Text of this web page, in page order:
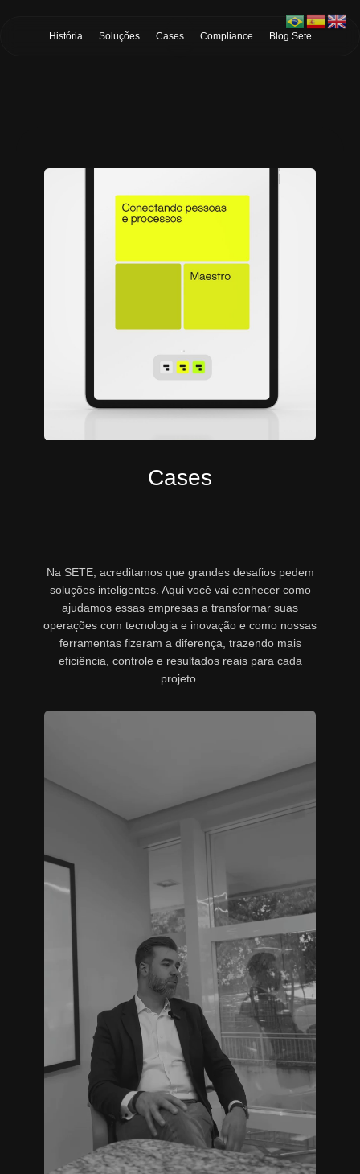
História Soluções Cases Compliance Blog Sete
Cases
Na SETE, acreditamos que grandes desafios pedem
soluções inteligentes. Aqui você vai conhecer como
ajudamos essas empresas a transformar suas
operações com tecnologia e inovação e como nossas
ferramentas fizeram a diferença, trazendo mais
eficiência, controle e resultados reais para cada
projeto.